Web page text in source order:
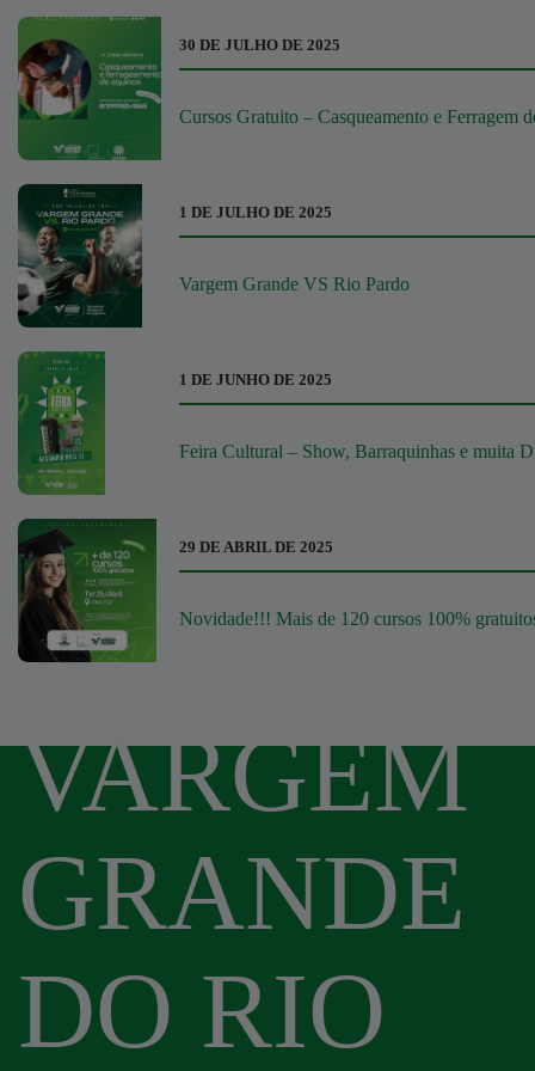
30 DE JULHO DE 2025
Cursos Gratuito – Casqueamento e Ferragem
1 DE JULHO DE 2025
Vargem Grande VS Rio Pardo
1 DE JUNHO DE 2025
Feira Cultural – Show, Barraquinhas e muita
29 DE ABRIL DE 2025
Novidade!!! Mais de 120 cursos 100%
VARGEM
GRANDE
DO RIO